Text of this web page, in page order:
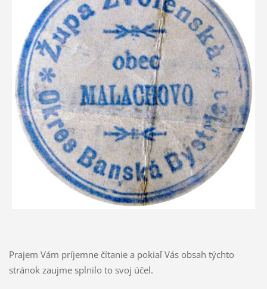
Prajem Vám príjemne čítanie a pokiaľ Vás obsah týchto
stránok zaujme splnilo to svoj účel.